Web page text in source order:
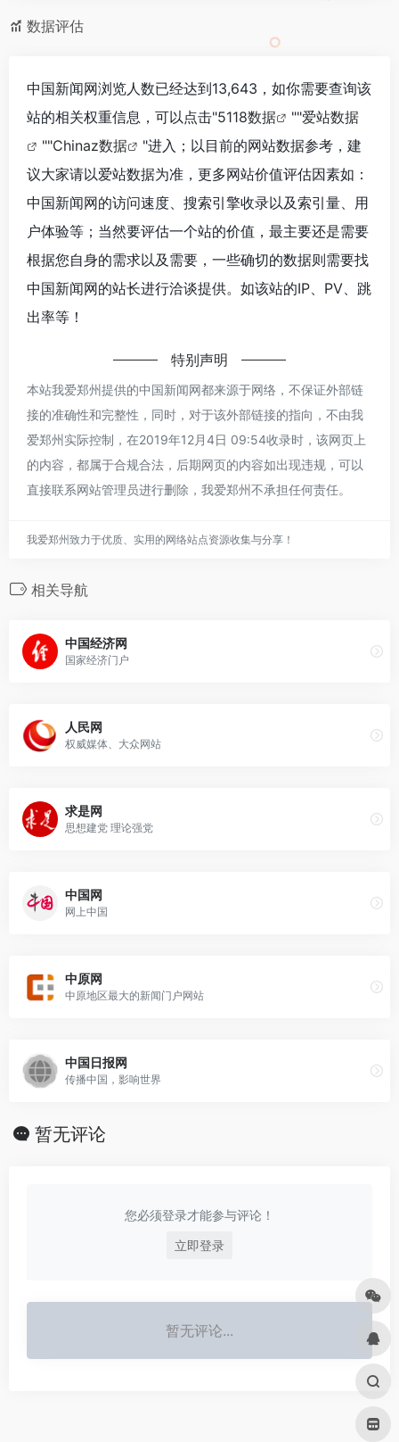
数据评估
中国新闻网浏览人数已经达到13,643，如你需要查询该
站的相关权重信息，可以点击"5118数据 ""爱站数据
""Chinaz数据
"进入；以目前的网站数据参考，建
议大家请以爱站数据为准，更多网站价值评估因素如：
中国新闻网的访问速度、搜索引擎收录以及索引量、用
户体验等；当然要评估一个站的价值，最主要还是需要
根据您自身的需求以及需要，一些确切的数据则需要找
中国新闻网的站长进行洽谈提供。如该站的IP、PV、跳
出率等！
特别声明
本站我爱郑州提供的中国新闻网都来源于网络，不保证外部链
接的准确性和完整性，同时，对于该外部链接的指向，不由我
爱郑州实际控制，在2019年12月4日 09:54收录时，该网页上
的内容，都属于合规合法，后期网页的内容如出现违规，可以
直接联系网站管理员进行删除，我爱郑州不承担任何责任。
我爱郑州致力于优质、实用的网络站点资源收集与分享！
相关导航
中国经济网
国家经济门户
人民网
权威媒体、大众网站
求是网
思想建党 理论强党
中国网
网上中国
中原网
中原地区最大的新闻门户网站
中国日报网
传播中国，影响世界
暂无评论
您必须登录才能参与评论！
立即登录
暂无评论...